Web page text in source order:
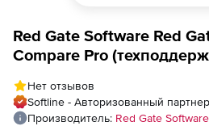
Red Gate Software Red
Compare Pro
Нет отзывов
Softline - Авторизованный
Производитель: Red Gate Software